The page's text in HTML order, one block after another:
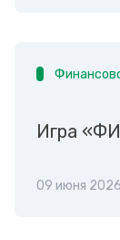
Игра
09 июня 2026